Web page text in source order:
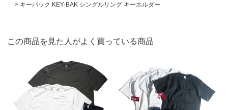
キーバック KEY-BAK シングルリング キーホルダー
この商品を見た人がよく買っている商品